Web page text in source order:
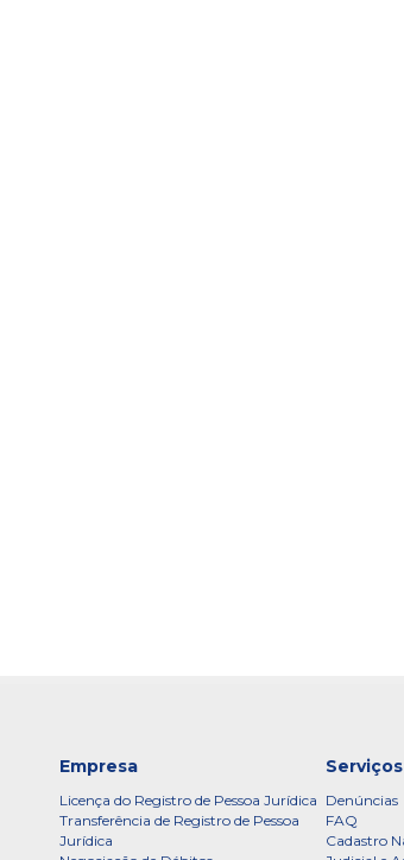
Empresa
Licença do Registro de Pessoa Jurídica
Transferência de Registro de Pessoa
Jurídica
Serviços
Denúncias
FAQ
Cadastro